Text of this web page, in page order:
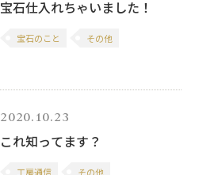
宝石仕入れちゃいました！
宝石のこと その他
2020.10.23
これ知ってます？
工房通信 その他